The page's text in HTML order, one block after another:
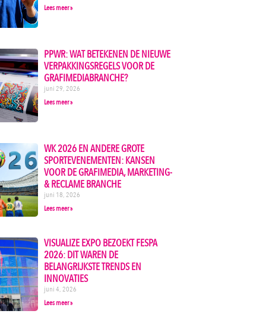
Lees meer »
PPWR: WAT BETEKENEN DE NIEUWE
VERPAKKINGSREGELS VOOR DE
GRAFIMEDIABRANCHE?
juni 29, 2026
Lees meer »
WK 2026 EN ANDERE GROTE
SPORTEVENEMENTEN: KANSEN
VOOR DE GRAFIMEDIA, MARKETING-
& RECLAME BRANCHE
juni 18, 2026
Lees meer »
VISUALIZE EXPO BEZOEKT FESPA
2026: DIT WAREN DE
BELANGRIJKSTE TRENDS EN
INNOVATIES
juni 4, 2026
Lees meer »